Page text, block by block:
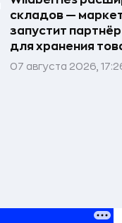
складов —
запустит
для хранения
07 августа 2026,